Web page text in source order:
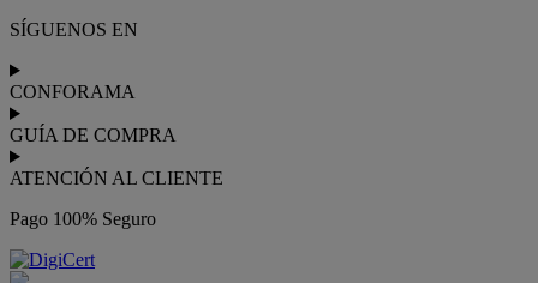
SÍGUENOS EN
CONFORAMA
GUÍA DE COMPRA
ATENCIÓN AL CLIENTE
Pago 100% Seguro